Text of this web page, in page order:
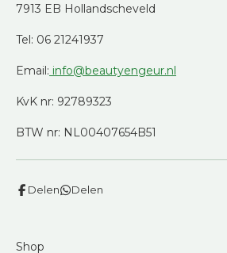
7913 EB Hollandscheveld
Tel: 06 21241937
Email: info@beautyengeur.nl
KvK nr: 92789323
BTW nr: NL00407654B51
Delen Delen
Shop